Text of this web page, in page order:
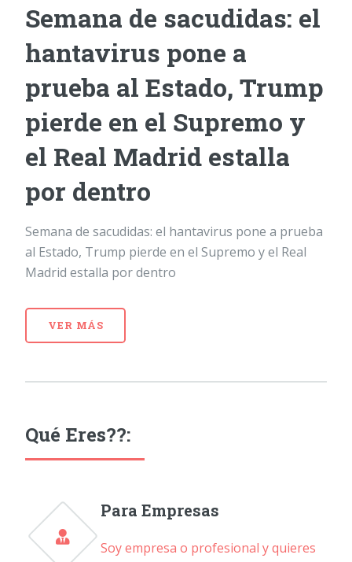
Semana de sacudidas: el
hantavirus pone a
prueba al Estado, Trump
pierde en el Supremo y
el Real Madrid estalla
por dentro
Semana de sacudidas: el hantavirus pone a prueba
al Estado, Trump pierde en el Supremo y el Real
Madrid estalla por dentro
VER MÁS
Qué Eres??:
Para Empresas
Soy empresa o profesional y quieres